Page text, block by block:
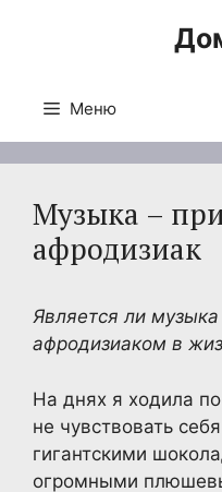
Меню
Музыка –
афродизиак
Является ли
афродизиаком в
На днях я ходила
не чувствовать
гигантскими
огромными